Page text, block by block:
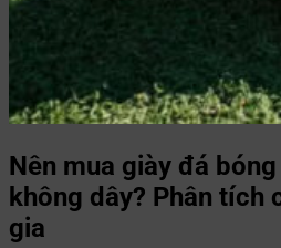
Nên mua giày đá
không dây? Phân tích
gia